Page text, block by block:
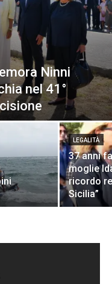
Ninni
nel 41°
LEGALITÀ
37 anni
moglie
ricordo
Sicilia”